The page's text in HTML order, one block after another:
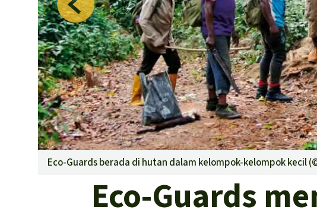
Eco-Guards berada di hutan dalam kelompok-kelompok kecil
Eco-Guards